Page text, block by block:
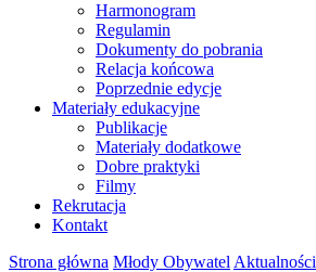
Harmonogram
Regulamin
Dokumenty do pobrania
Relacja końcowa
Poprzednie edycje
Materiały edukacyjne
Publikacje
Materiały dodatkowe
Dobre praktyki
Filmy
Rekrutacja
Kontakt
Strona główna Młody Obywatel Aktualności